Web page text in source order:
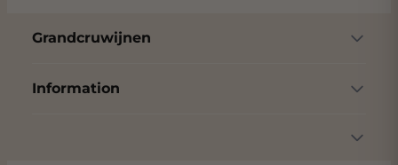
Grandcruwijnen
Information